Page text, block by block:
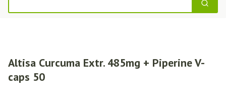
Altisa Curcuma Extr. 485mg + Piperine V-
caps 50